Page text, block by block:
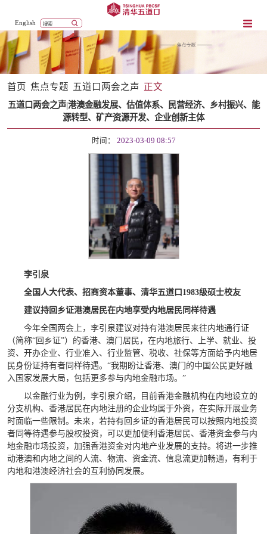
English
首页 焦点专题 五道口两会之声 正文
五道口两会之声|港澳金融发展、估值体系、民营经济、乡村振兴、能
源转型、矿产资源开发、企业创新主体
时间： 2023-03-09 08:57
李引泉
全国人大代表、招商资本董事、清华五道口1983级硕士校友
建议持回乡证港澳居民在内地享受内地居民同样待遇
今年全国两会上，李引泉建议对持有港澳居民来往内地通行证
（简称“回乡证”）的香港、澳门居民，在内地旅行、上学、就业、投
资、开办企业、行业准入、行业监管、税收、社保等方面给予内地居
民身份证持有者同样待遇。“我期盼让香港、澳门的中国公民更好融
入国家发展大局，包括更多参与内地金融市场。”
以金融行业为例，李引泉介绍，目前香港金融机构在内地设立的
分支机构、香港居民在内地注册的企业均属于外资，在实际开展业务
时面临一些限制。未来，若持有回乡证的香港居民可以按照内地投资
者同等待遇参与股权投资，可以更加便利香港居民、香港资金参与内
地金融市场投资，加强香港资金对内地产业发展的支持。将进一步推
动港澳和内地之间的人流、物流、资金流、信息流更加畅通，有利于
内地和港澳经济社会的互利协同发展。